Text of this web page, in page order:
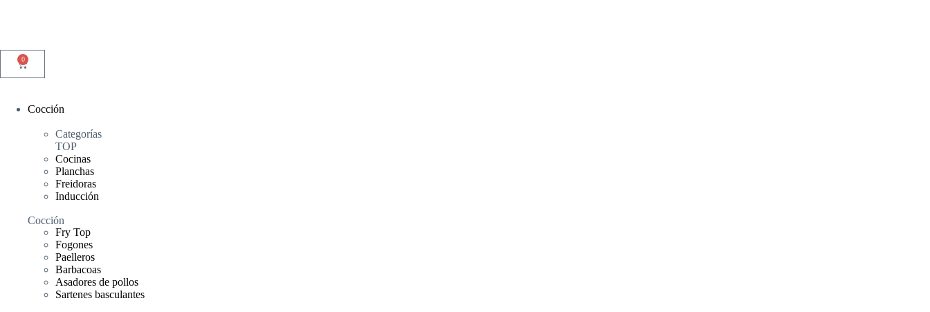
0
Cocción
Categorías
TOP
Cocinas
Planchas
Freidoras
Inducción
Cocción
Fry Top
Fogones
Paelleros
Barbacoas
Asadores de pollos
Sartenes basculantes